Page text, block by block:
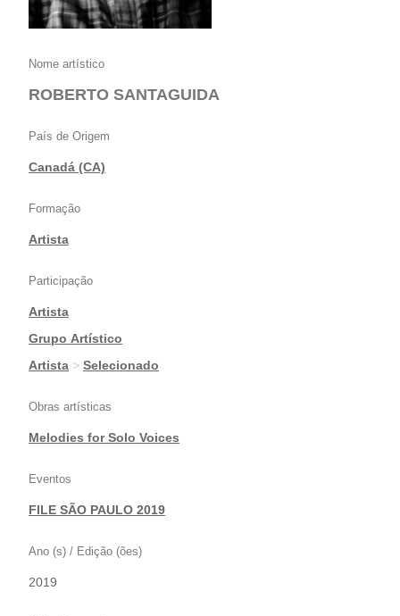
Nome artístico
ROBERTO SANTAGUIDA
País de Origem
Canadá (CA)
Formação
Artista
Participação
Artista
|Grupo Artístico
|Artista > Selecionado
Obras artísticas
Melodies for Solo Voices
Eventos
FILE SÃO PAULO 2019
Ano (s) / Edição (ões)
2019